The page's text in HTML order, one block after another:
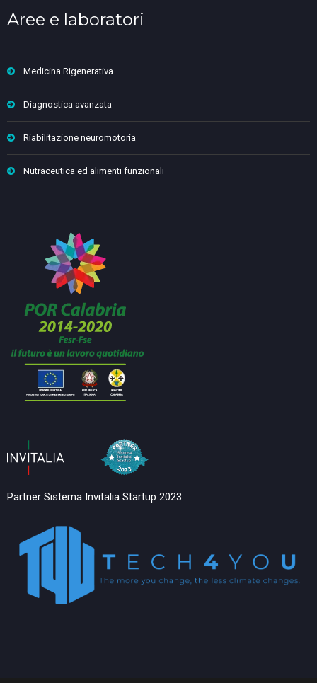
Aree e laboratori
Medicina Rigenerativa
Diagnostica avanzata
Riabilitazione neuromotoria
Nutraceutica ed alimenti funzionali
Partner Sistema Invitalia Startup 2023